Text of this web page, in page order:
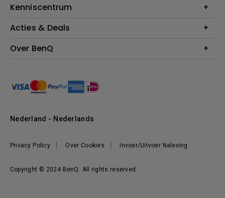
Speakers
Contact
BenQ Shop - FAQ
BenQ Shop - Retourneren
Kenniscentrum
Blog
Acties & Deals
Evenementen & Promoties
Over BenQ
Management
Nieuws
Werken bij BenQ
Copyright © 2024 BenQ. All rights reserved.
Privacy Policy Over Cookies Invoer/Uitvoer Naleving
Nederland - Nederlands